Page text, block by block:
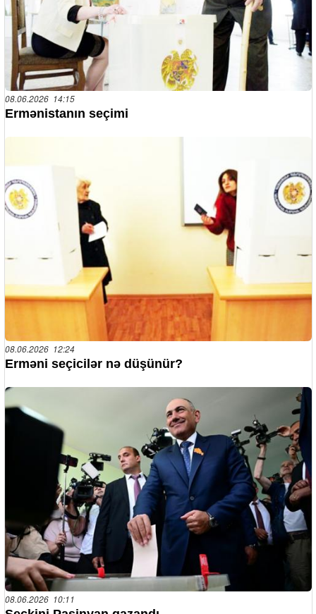
08.06.2026 14:15
Ermənistanın seçimi
08.06.2026 12:24
Erməni seçicilər nə düşünür?
08.06.2026 10:11